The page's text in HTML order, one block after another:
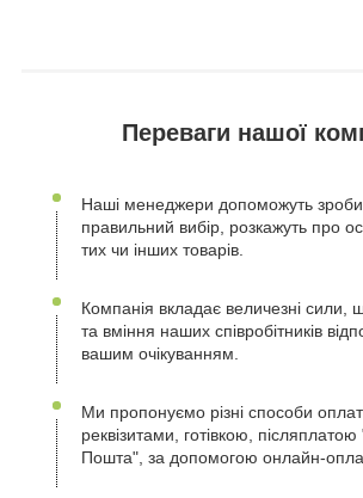
Переваги нашої
Наші менеджери допоможуть
правильний вибір, розкажуть про
тих чи інших товарів.
Компанія вкладає величезні сили,
та вміння наших співробітників
вашим очікуванням.
Ми пропонуємо різні способи
реквізитами, готівкою,
Пошта", за допомогою онлайн-